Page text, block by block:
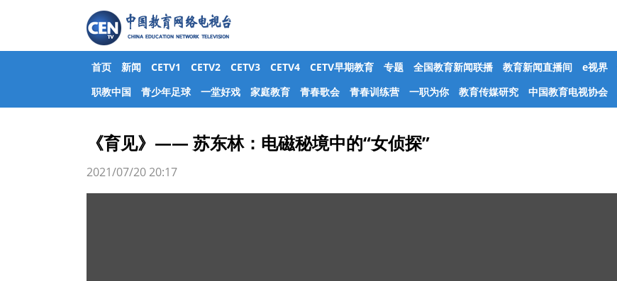
首页 新闻 CETV1 CETV2 CETV3 CETV4 CETV早期教育 专题 全国教育新闻联播 教育新闻直播间 e视界
职教中国
青少年足球 一堂好戏 家庭教育 青春歌会 青春训练营 一职为你 教育传媒研究 中国教育电视协会
《育见》—— 苏东林：电磁秘境中的“女侦探”
2021/07/20 20:17